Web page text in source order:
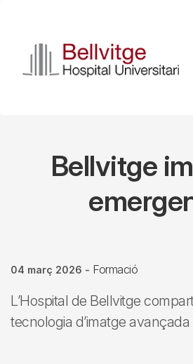
contingut
Bellvitge
04 març 2026 - Formació
L’Hospital de Bellvitge
tecnologia d’imatge